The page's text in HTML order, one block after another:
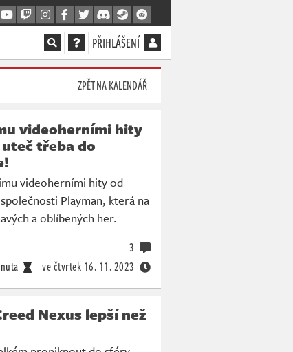
PŘIHLÁŠENÍ
ZPĚT NA KALENDÁŘ
videoherními hity
třeba do
videoherními hity od
Playman, která na
a oblíbených her.
ve čtvrtek 16. 11. 2023
3
Nexus lepší než